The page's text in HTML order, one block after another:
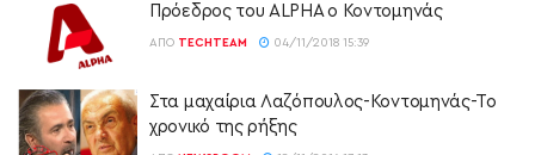
Πρόεδρος του ALPHA o Κοντομηνάς
ΑΠΌ TECHTEAM 04/11/2018 15:39
Στα μαχαίρια Λαζόπουλος-Κοντομηνάς-Το
χρονικό της ρήξης